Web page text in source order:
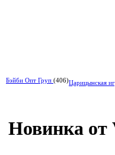
Бэйби Опт Груп (406)Царицынская
Новинка от